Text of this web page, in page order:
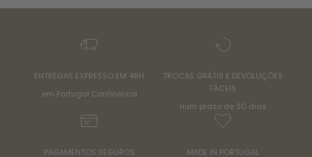
ENTREGAS EXPRESSO EM 48H
em Portugal Continental
TROCAS GRÁTIS E DEVOLUÇÕES
FÁCEIS
num prazo de 30 dias
PAGAMENTOS SEGUROS
MADE IN PORTUGAL